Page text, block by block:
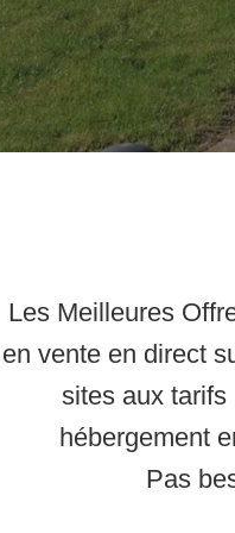
Les Meilleures
en vente en direct
sites aux
hébergement
Pas